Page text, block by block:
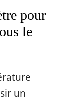
pour
le
un